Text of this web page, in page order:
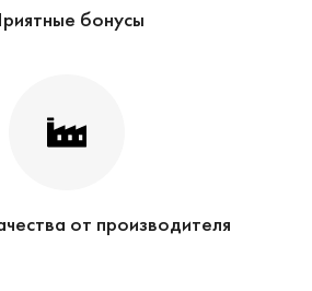
бонусы
от производителя